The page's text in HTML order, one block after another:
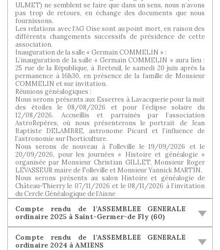
ULMET) ne semblent se faire que dans un sens, nous n’avons
pas trop de retours, en échange des documents que nous
fournissons.
Les relations avec l’AG Oise sont au point mort, en raison des
différents changements successifs de présidence de cette
association.
Inauguration de la salle « Germain COMMELIN » :
L’inauguration de la salle « Germain COMMELIN » aura lieu :
25 rue de la République, à Breteuil, le samedi 20 juin après la
permanence à 16h30, en présence de la famille de Monsieur
COMMELIN et sur invitation.
Réunions généalogiques :
Nous serons présents aux Esserres à Lavacquerie pour la nuit
des étoiles le 08/08/2026 et pour l’éclipse solaire du
12/08/2026. Accueillis et parrainés par l’association
AstroRepères, où nous présenterons le portrait de Jean
Baptiste DELAMBRE, astronome Picard et l’influence de
l’astronomie sur l’horticulture.
Nous serons de nouveau à Folleville le 19/09/2026 et le
20/09/2026, pour les journées « Histoire et généalogie »
organisée par Monsieur Christian GILLET, Monsieur Roger
LEVASSEUR maire de Folleville et Monsieur Yannick MARTIN.
Nous serons présents au salon Histoire et généalogie de
Château-Thierry le 07/11/2026 et le 08/11/2026 à l’invitation
du Cercle Généalogique de l’Aisne
Compte rendu de l’ASSEMBLEE GENERALE
ordinaire 2025 à Saint-Germer-de Fly (60)
Compte rendu de l’ASSEMBLEE GENERALE
ordinaire 2024 à AMIENS